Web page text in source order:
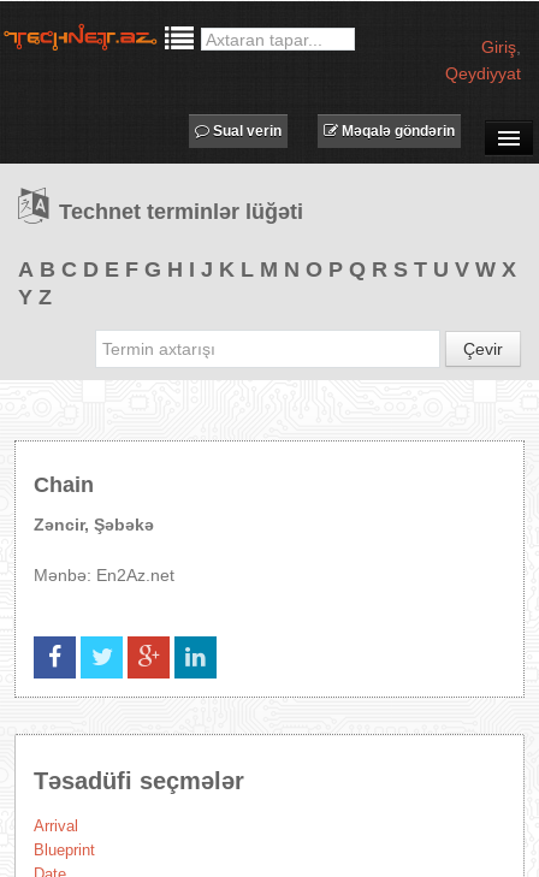
Giriş
Qeydiyyat
TƏDBİRLƏR
PROQRAMLAR
Məqalə göndərin
Sual verin
Technet terminlər lüğəti
A B C D E F G H I J K L M N O P Q R S T U V W X
Y Z
Çevir
Chain
Zəncir, Şəbəkə
Mənbə: En2Az.net
Təsadüfi seçmələr
Arrival
Blueprint